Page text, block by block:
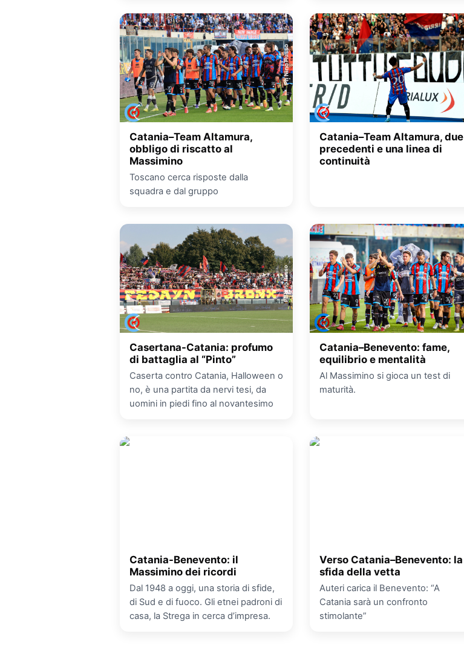
Catania–Team Altamura,
obbligo di riscatto al
Massimino
Toscano cerca risposte dalla
squadra e dal gruppo
Catania–Team Altamura, due
precedenti e una linea di
continuità
Casertana-Catania: profumo
di battaglia al “Pinto”
Caserta contro Catania, Halloween o
no, è una partita da nervi tesi, da
uomini in piedi fino al novantesimo
Catania–Benevento: fame,
equilibrio e mentalità
Al Massimino si gioca un test di
maturità.
Catania-Benevento: il
Massimino dei ricordi
Dal 1948 a oggi, una storia di sfide,
di Sud e di fuoco. Gli etnei padroni di
casa, la Strega in cerca d’impresa.
Verso Catania–Benevento: la
sfida della vetta
Auteri carica il Benevento: “A
Catania sarà un confronto
stimolante”